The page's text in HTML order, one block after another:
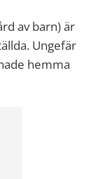
av barn) är
Ungefär
hemma